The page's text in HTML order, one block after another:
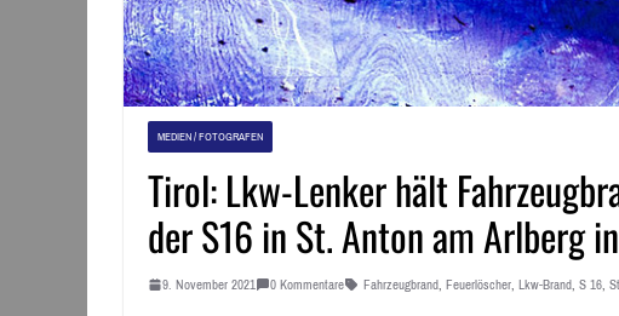
MEDIEN / FOTOGRAFEN
Tirol: Lkw-Lenker hält
der S16 in St. Anton am Arlberg
9. November 2021 0 Kommentare Fahrzeugbrand, Feuerlöscher, Lkw-Brand, S 16,